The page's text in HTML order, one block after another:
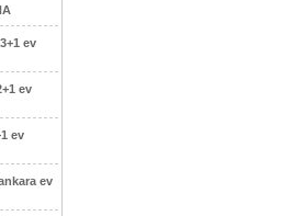
ev
ev
ev
ev